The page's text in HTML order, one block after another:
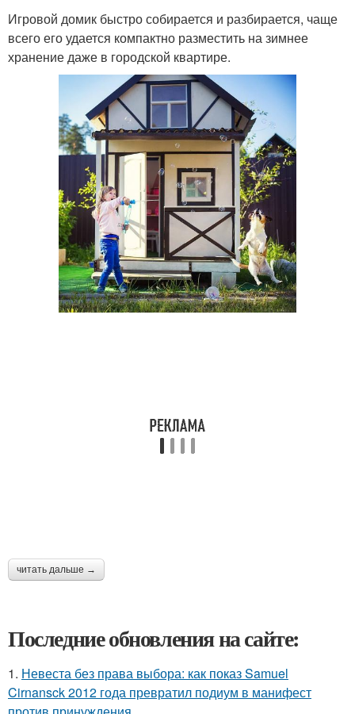
Игровой домик быстро собирается и разбирается, чаще
всего его удается компактно разместить на зимнее
хранение даже в городской квартире.
читать дальше →
Последние обновления на сайте:
1. Невеста без права выбора: как показ Samuel
Cirnansck 2012 года превратил подиум в манифест